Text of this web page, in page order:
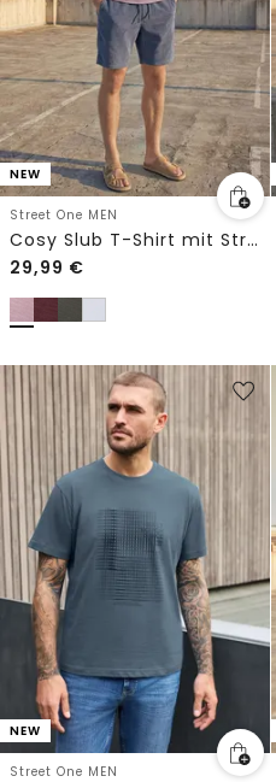
NEW
Street One MEN
Cosy Slub T-Shirt mit Struktur
29,99 €
NEW
Street One MEN